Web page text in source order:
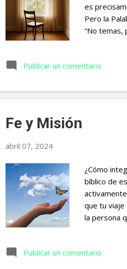
es
Pero la
“No temas,
que
que no
sino en el
Publicar un comentario
Fe y Misión
abril 07, 2024
¿Cómo
bíblico de
que tu viaje
la persona
Reflexión :
Publicar un comentario